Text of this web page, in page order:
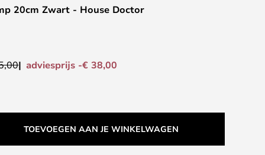
20cm Zwart - House Doctor
adviesprijs -€ 38,00
TOEVOEGEN AAN JE WINKELWAGEN